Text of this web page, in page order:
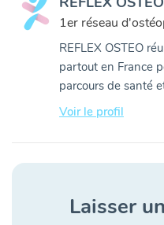
1er réseau
REFLEX OSTEO
partout en France
parcours de santé
Voir le profil
Laisser